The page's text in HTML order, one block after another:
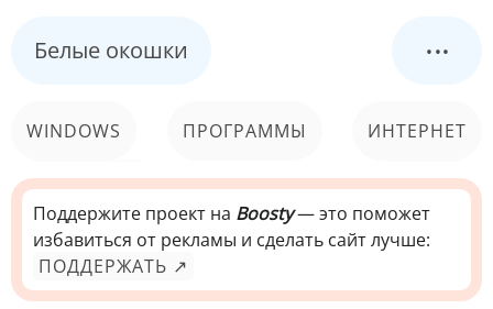
Белые окошки ...
WINDOWS ПРОГРАММЫ ИНТЕРНЕТ
КОМПЬЮТЕР
СИСТЕМА
Поддержите проект на Boosty— это поможет
избавиться от рекламы и сделать сайт лучше:
ПОДДЕРЖАТЬ ↗